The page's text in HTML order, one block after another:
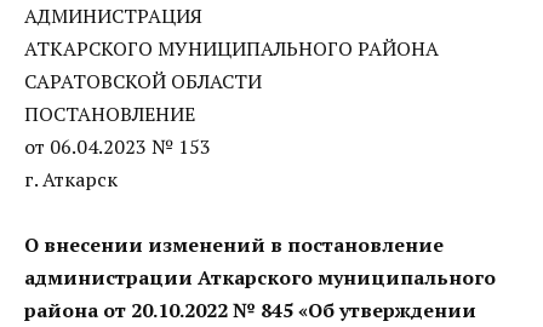
АДМИНИСТРАЦИЯ
АТКАРСКОГО МУНИЦИПАЛЬНОГО РАЙОНА
САРАТОВСКОЙ ОБЛАСТИ
ПОСТАНОВЛЕНИЕ
от 06.04.2023 № 153
г. Аткарск
О внесении изменений в постановление
администрации Аткарского муниципального
района от 20.10.2022 № 845 «Об утверждении